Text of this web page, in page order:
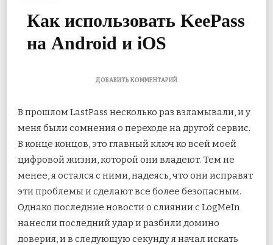
Как использовать KeePass
на Android и iOS
ДОБАВИТЬ КОММЕНТАРИЙК
ИСПОЛЬЗОВАТЬ
НА
ANDROID
IOS
В прошлом LastPass несколько раз взламывали, и у
меня были сомнения о переходе на другой сервис.
В конце концов, это главный ключ ко всей моей
цифровой жизни, которой они владеют. Тем не
менее, я остался с ними, надеясь, что они исправят
эти проблемы и сделают все более безопасным.
Однако последние новости о слиянии с LogMeIn
нанесли последний удар и разбили домино
доверия, и в следующую секунду я начал искать